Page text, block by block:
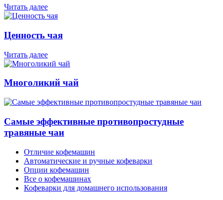
Читать далее
Ценность чая
Читать далее
Многоликий чай
Самые эффективные противопростудные
травяные чаи
Отличие кофемашин
Автоматические и ручные кофеварки
Опции кофемашин
Все о кофемашинах
Кофеварки для домашнего использования